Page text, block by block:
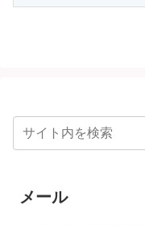
メール